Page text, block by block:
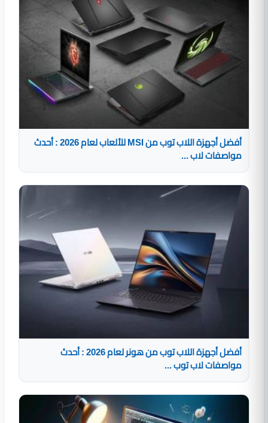
أفضل أجهزة اللاب توب من MSI للألعاب لعام 2026 : أحدث
مواصفات لاب ...
أفضل أجهزة اللاب توب من هونر لعام 2026 : أحدث
مواصفات لاب توب ...